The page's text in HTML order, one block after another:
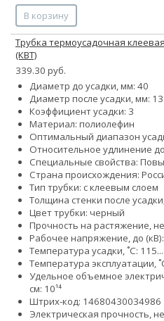
В корзину
Трубка термоусадочная
(КВТ)
339.30 руб.
Диаметр до усадки, мм: 40
Диаметр после усадки, мм: 13
Коэффициент усадки: 3
Материал: полиолефин
Оптимальный диапазон
Относительное удлинение
Специальные свойства:
Страна происхождения:
Тип трубки: с клеевым слоем
Толщина стенки после
Цвет трубки: черный
Прочность на растяжение,
Рабочее напряжение, до (кВ):
Температура усадки, ˚С:
Температура эксплуатации,
Удельное объемное
см: 10¹⁴
Штрих-код: 14680430034986
Электрическая прочность,